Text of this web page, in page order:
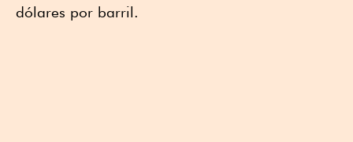
dólares por barril.